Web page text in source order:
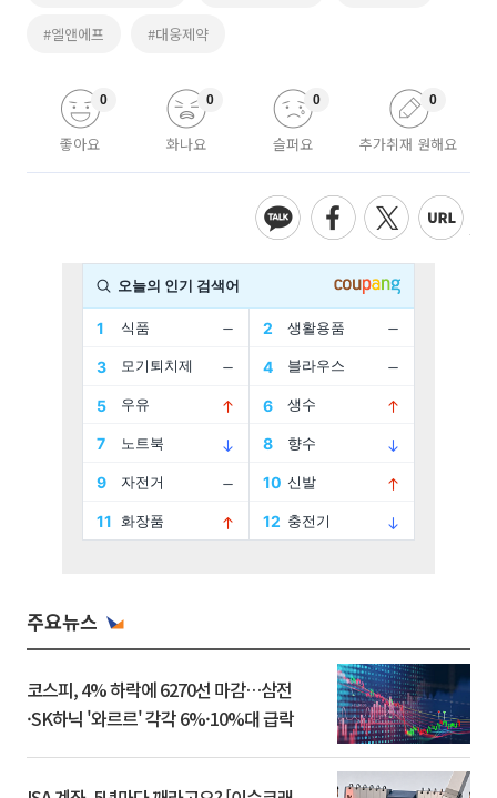
#엘앤에프 #대웅제약
좋아요
0
화나요
0
슬퍼요
0
추가취재 원해요
0
주요뉴스
코스피, 4% 하락에 6270선 마감…삼전
·SK하닉 '와르르' 각각 6%·10%대 급락